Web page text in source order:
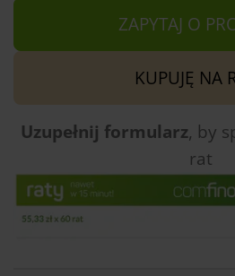
ZAPYTAJ O
KUPUJĘ NA
Uzupełnij formularz, by
rat